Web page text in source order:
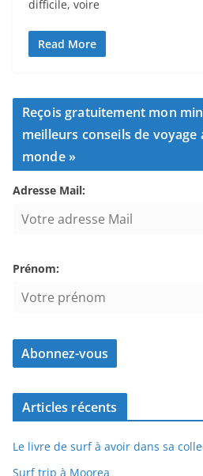
difficile, voire
Read More
Reçois gratuitement mon
meilleurs conseils de
monde »
Adresse Mail:
Prénom:
Articles récents
Le livre de surf à avoir dans sa
Surf trip à Moorea